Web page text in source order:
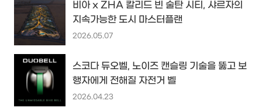
비아 x ZHA 칼리드 빈 술탄 시티, 샤르자의
지속가능한 도시 마스터플랜
2026.05.07
스코다 듀오벨, 노이즈 캔슬링 기술을 뚫고 보
행자에게 전해질 자전거 벨
2026.04.23